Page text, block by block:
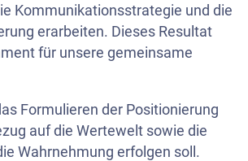
Kommunikationsstrategie und die
erarbeiten. Dieses Resultat
für unsere gemeinsame
Formulieren der Positionierung
auf die Wertewelt sowie die
Wahrnehmung erfolgen soll.